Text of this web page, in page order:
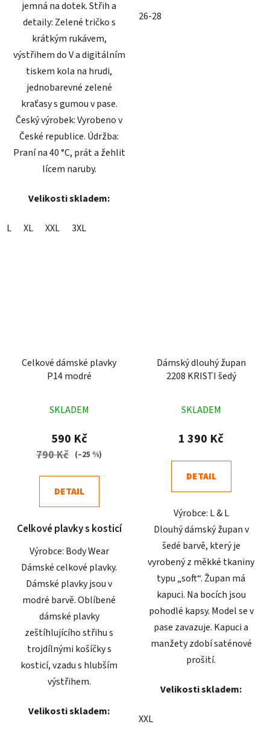
jemná na dotek. Střih a
detaily: Zelené tričko s
krátkým rukávem,
výstřihem do V a digitálním
tiskem kola na hrudi,
jednobarevné zelené
kraťasy s gumou v pase.
Český výrobek: Vyrobeno v
České republice. Údržba:
Praní na 40 °C, prát a žehlit
lícem naruby.
Velikosti skladem:
L XL XXL 3XL
26-28
Celkové dámské plavky
P14 modré
hodnocení
produktu
je
5
SKLADEM
590 Kč
790 Kč (–25 %)
DETAIL
Celkové plavky s kosticí
Výrobce: Body Wear
Dámské celkové plavky.
Dámské plavky jsou v
modré barvě. Oblíbené
dámské plavky
zeštíhlujícího střihu s
trojdílnými košíčky s
kosticí, vzadu s hlubším
výstřihem.
Velikosti skladem:
Dámský dlouhý župan
2208 KRISTI šedý
hodnocení
produktu
4,9
z
hvězdiček.
SKLADEM
1 390 Kč
DETAIL
Výrobce: L & L
Dlouhý dámský župan v
šedé barvě, který je
vyrobený z měkké tkaniny
typu „soft“. Župan má
kapuci. Na bocích jsou
pohodlé kapsy. Model se v
pase zavazuje. Kapuci a
manžety zdobí saténové
prošití.
Velikosti skladem:
XXL